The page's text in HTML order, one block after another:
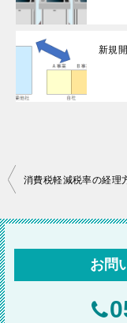
新規
投
ナ
ビ
ゲ
消費税軽減税率の経理
お問